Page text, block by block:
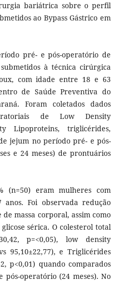
bariátrica sobre o perfil
ao Bypass Gástrico em
pré- e pós-operatório de
à técnica cirúrgica
com idade entre 18 e 63
de Saúde Preventiva do
Foram coletados dados
de Low Density
Lipoproteins, triglicérides,
jejum no período pré- e pós-
e 24 meses) de prontuários
(n=50) eram mulheres com
anos. Foi observada redução
massa corporal, assim como
sérica. O colesterol total
p=<0,05), low density
95,10±22,77), e Triglicérides
p<0,01) quando comparados
operatório (24 meses). No